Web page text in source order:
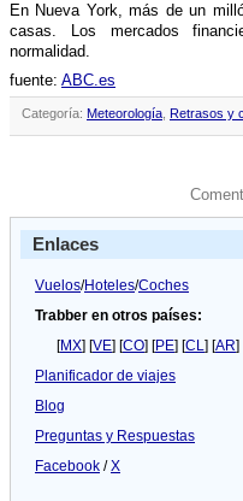
En Nueva York, más de un
casas. Los mercados
normalidad.
fuente: ABC.es
Categoría: Meteorologí­a Retrasos y
Enlaces
Vuelos/Hoteles/Coches
Trabber en otros países:
[MX] [VE] [CO] [PE] [CL] [AR]
Planificador de viajes
Blog
Preguntas y Respuestas
Facebook /X